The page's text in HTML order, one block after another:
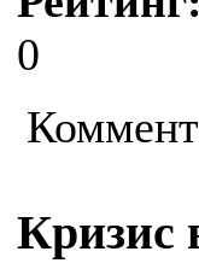
0
Кризис